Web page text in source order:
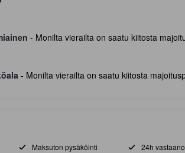
- Monilta vierailta on saatu kiitosta
- Monilta vierailta on saatu kiitosta
Maksuton pysäköinti 24h